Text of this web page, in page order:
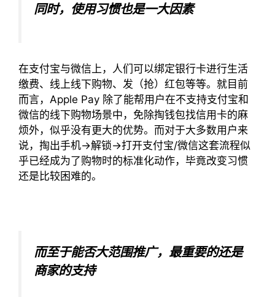
同时，使用习惯也是一大因素
在支付宝与微信上，人们可以绑定银行卡进行生活
缴费、线上线下购物、发（抢）红包等等。就目前
而言，Apple Pay 除了能帮用户在不支持支付宝和
微信的线下购物场景中，免除掏钱包找信用卡的麻
烦外，似乎没有更大的优势。而对于大多数用户来
说，掏出手机→解锁→打开支付宝/微信这套流程似
乎已经成为了购物时的标准化动作，毕竟改变习惯
还是比较困难的。
而至于能否大范围推广，最重要的还是
商家的支持